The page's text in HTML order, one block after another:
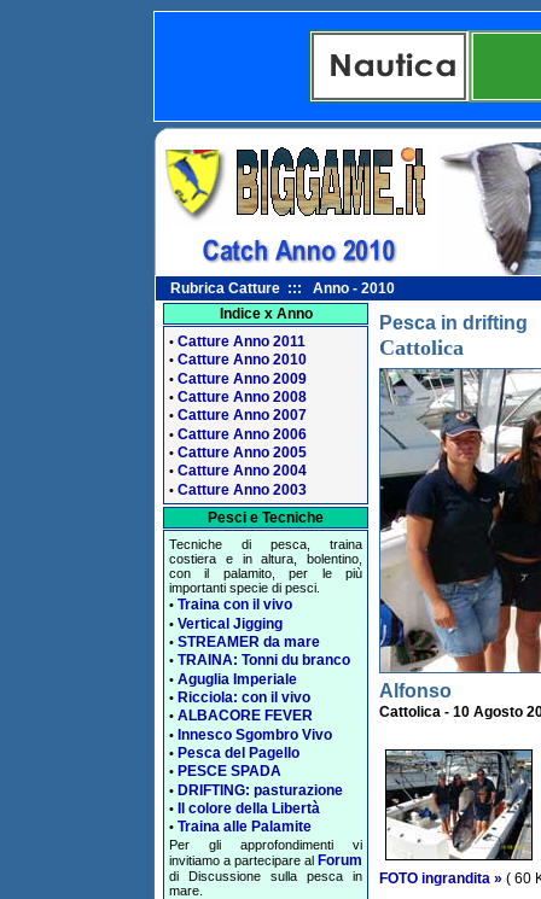
Rubrica Catture ::: Anno - 2010
Indice x Anno
• Catture Anno 2011
• Catture Anno 2010
• Catture Anno 2009
• Catture Anno 2008
• Catture Anno 2007
• Catture Anno 2006
• Catture Anno 2005
• Catture Anno 2004
• Catture Anno 2003
Pesci e Tecniche
Tecniche di pesca, traina
costiera e in altura, bolentino,
con il palamito, per le più
importanti specie di pesci.
• Traina con il vivo
• Vertical Jigging
• STREAMER da mare
• TRAINA: Tonni du branco
• Aguglia Imperiale
• Ricciola: con il vivo
• ALBACORE FEVER
• Innesco Sgombro Vivo
• Pesca del Pagello
• PESCE SPADA
• DRIFTING: pasturazione
• Il colore della Libertà
• Traina alle Palamite
Per gli approfondimenti vi
invitiamo a partecipare al Forum
di Discussione sulla pesca in
mare.
Pesca in drifting
Cattolica
Alfonso
Cattolica - 10 Agosto
FOTO ingrandita » ( 60